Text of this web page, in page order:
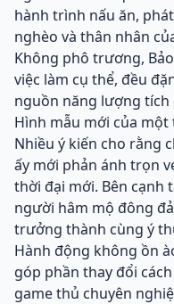
hành trình nấu ăn,
nghèo và thân nhân
Không phô trương,
việc làm cụ thể, đều
nguồn năng lượng tích
Hình mẫu mới của
Nhiều ý kiến cho rằng
ấy mới phản ánh trọn
thời đại mới. Bên cạnh
người hâm mộ đông
trưởng thành cùng ý
Hành động không ồn
góp phần thay đổi
game thủ chuyên